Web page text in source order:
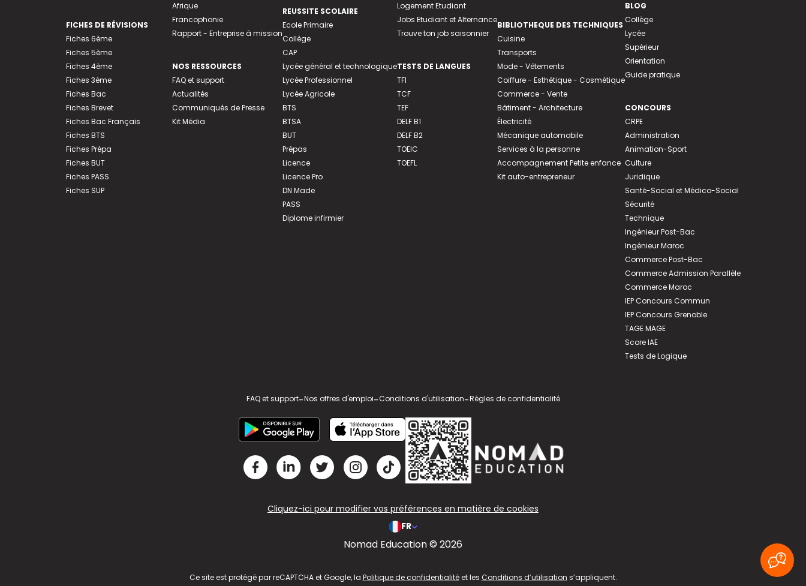
FICHES DE RÉVISIONS
Fiches 6ème
Fiches 5ème
Fiches 4ème
Fiches 3ème
Fiches Bac
Fiches Brevet
Fiches Bac Français
Fiches BTS
Fiches Prépa
Fiches BUT
Fiches PASS
Fiches SUP
Afrique
Francophonie
Rapport - Entreprise à mission
NOS RESSOURCES
FAQ et support
Actualités
Communiqués de Presse
Kit Média
REUSSITE SCOLAIRE
Ecole Primaire
Collège
CAP
Lycée général et technologique
Lycée Professionnel
Lycée Agricole
BTS
BTSA
BUT
Prépas
Licence
Licence Pro
DN Made
PASS
Diplome infirmier
Logement Etudiant
Jobs Etudiant et Alternance
Trouve ton job saisonnier
TESTS DE LANGUES
TFI
TCF
TEF
DELF B1
DELF B2
TOEIC
TOEFL
BIBLIOTHEQUE DES TECHNIQUES
Cuisine
Transports
Mode - Vêtements
Coiffure - Esthétique - Cosmétique
Commerce - Vente
Bâtiment - Architecture
Électricité
Mécanique automobile
Services à la personne
Accompagnement Petite enfance
Kit auto-entrepreneur
BLOG
Collège
Lycée
Supérieur
Orientation
Guide pratique
CONCOURS
CRPE
Administration
Animation-Sport
Culture
Juridique
Santé-Social et Médico-Social
Sécurité
Technique
Ingénieur Post-Bac
Ingénieur Maroc
Commerce Post-Bac
Commerce Admission Parallèle
Commerce Maroc
IEP Concours Commun
IEP Concours Grenoble
TAGE MAGE
Score IAE
Tests de Logique
FAQ et support-Nos offres d'emploi-Conditions d'utilisation-Règles de confidentialité
Cliquez-ici pour modifier vos préférences en matière de cookies
FR
Nomad Education © 2026
Ce site est protégé par reCAPTCHA et Google, la Politique de confidentialitéet les Conditions d’utilisation s’appliquent.